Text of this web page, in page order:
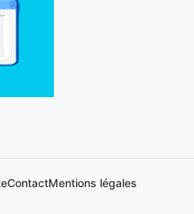
ContactMentions légales